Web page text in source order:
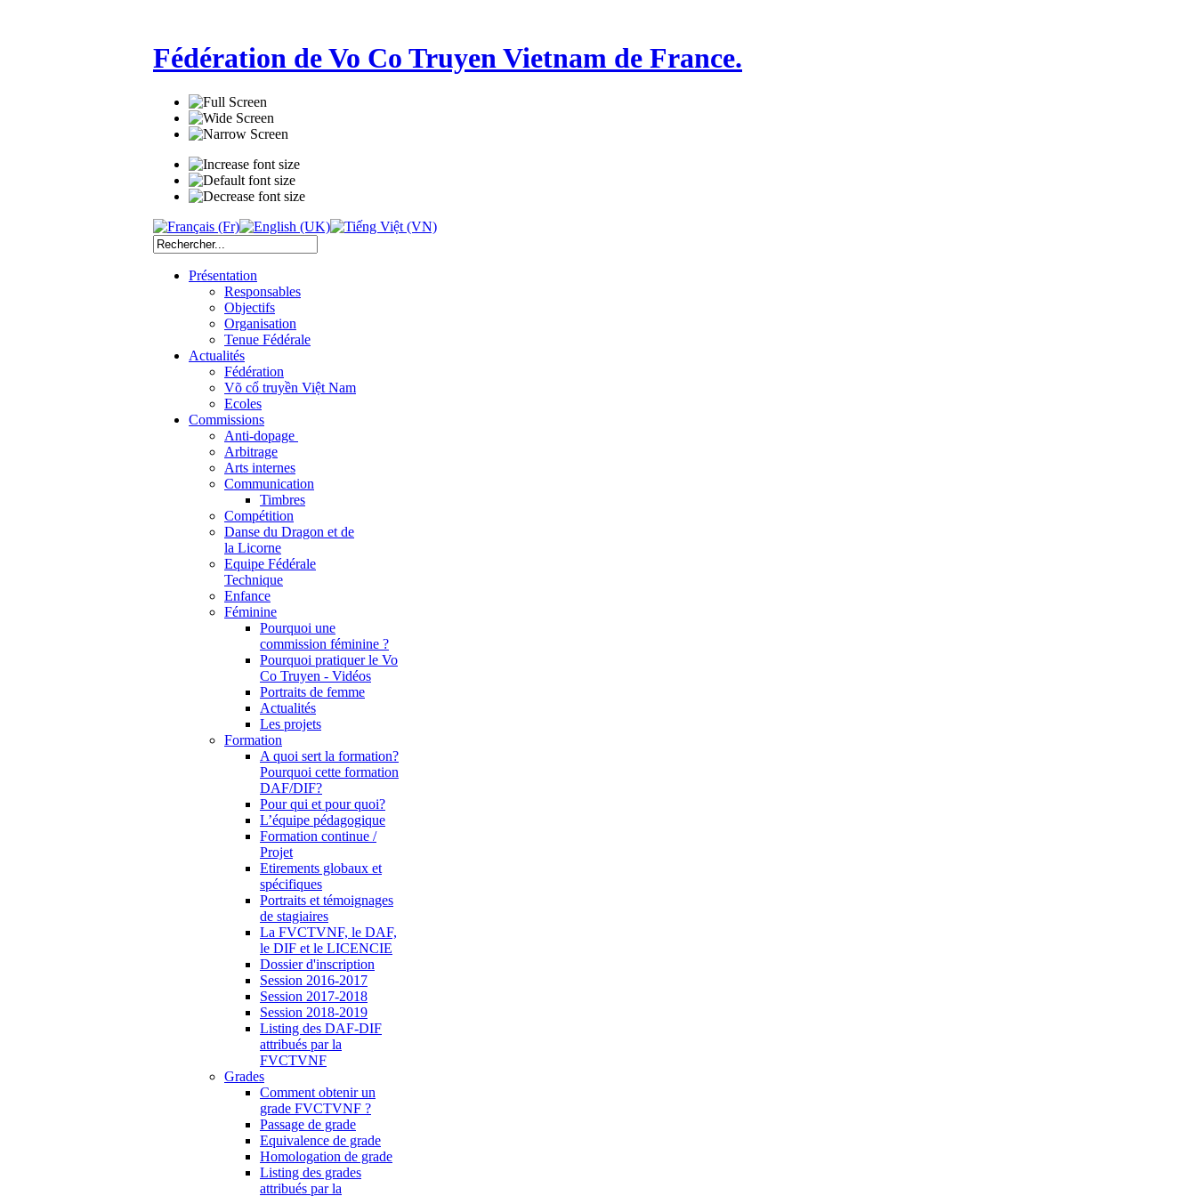
Fédération de Vo Co Truyen Vietnam de France.
Présentation
Responsables
Objectifs
Organisation
Tenue Fédérale
Actualités
Fédération
Võ cổ truyền Việt Nam
Ecoles
Commissions
Anti-dopage
Arbitrage
Communication
Timbres
Compétition
Danse du Dragon et de
la Licorne
Equipe Fédérale
Technique
Enfance
Féminine
Pourquoi une
commission féminine ?
Pourquoi pratiquer le Vo
Co Truyen - Vidéos
Portraits de femme
Actualités
Les projets
Formation
A quoi sert la formation?
Pourquoi cette formation
DAF/DIF?
Pour qui et pour quoi?
L’équipe pédagogique
Formation continue /
Projet
Etirements globaux et
spécifiques
Portraits et témoignages
de stagiaires
La FVCTVNF, le DAF,
le DIF et le LICENCIE
Dossier d'inscription
Session 2016-2017
Session 2017-2018
Session 2018-2019
Listing des DAF-DIF
attribués par la
FVCTVNF
Grades
Comment obtenir un
grade FVCTVNF ?
Passage de grade
Equivalence de grade
Homologation de grade
Listing des grades
attribués par la